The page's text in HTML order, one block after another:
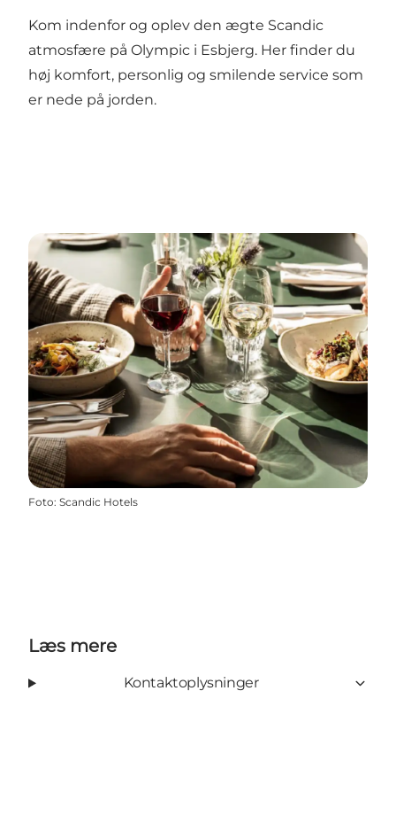
Kom indenfor og oplev den ægte Scandic
atmosfære på Olympic i Esbjerg. Her finder du
høj komfort, personlig og smilende service som
er nede på jorden.
Foto: Scandic Hotels
Læs mere
Kontaktoplysninger